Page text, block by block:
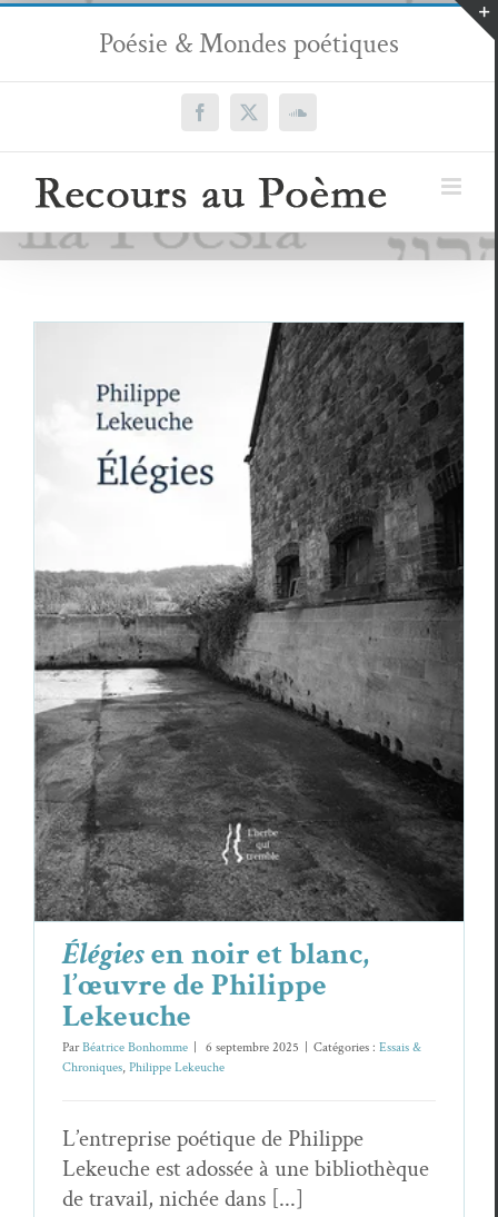
Passer
contenu
Poésie & Mondes poétiques
Facebook
X SoundCloud
Élégiesen noir et blanc, l’œuvre de
Philippe Lekeuche
Essais & Chroniques Philippe Lekeuche
Élégiesen noir et blanc,
l’œuvre de Philippe
Lekeuche
ParBéatrice Bonhomme 6 septembre 2025 Catégories : Essais &
Chroniques, Philippe Lekeuche
L’entreprise poétique de Philippe
Lekeuche est adossée à une bibliothèque
de travail, nichée dans [...]